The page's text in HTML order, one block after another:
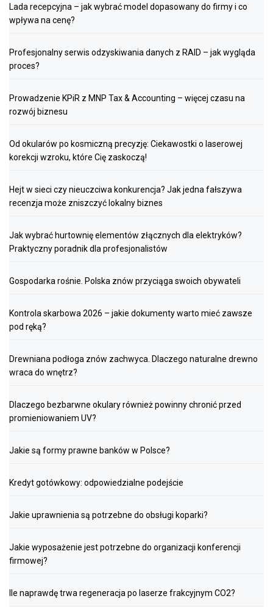
Lada recepcyjna – jak wybrać model dopasowany do firmy i co
wpływa na cenę?
Profesjonalny serwis odzyskiwania danych z RAID – jak wygląda
proces?
Prowadzenie KPiR z MNP Tax & Accounting – więcej czasu na
rozwój biznesu
Od okularów po kosmiczną precyzję: Ciekawostki o laserowej
korekcji wzroku, które Cię zaskoczą!
Hejt w sieci czy nieuczciwa konkurencja? Jak jedna fałszywa
recenzja może zniszczyć lokalny biznes
Jak wybrać hurtownię elementów złącznych dla elektryków?
Praktyczny poradnik dla profesjonalistów
Gospodarka rośnie. Polska znów przyciąga swoich obywateli
Kontrola skarbowa 2026 – jakie dokumenty warto mieć zawsze
pod ręką?
Drewniana podłoga znów zachwyca. Dlaczego naturalne drewno
wraca do wnętrz?
Dlaczego bezbarwne okulary również powinny chronić przed
promieniowaniem UV?
Jakie są formy prawne banków w Polsce?
Kredyt gotówkowy: odpowiedzialne podejście
Jakie uprawnienia są potrzebne do obsługi koparki?
Jakie wyposażenie jest potrzebne do organizacji konferencji
firmowej?
Ile naprawdę trwa regeneracja po laserze frakcyjnym CO2?